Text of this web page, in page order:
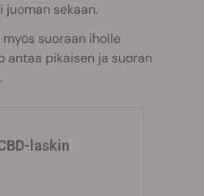
juoman sekaan.
suoraan iholle
antaa pikaisen ja suoran
laskin